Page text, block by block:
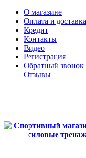
О магазине
Оплата и доставка
Кредит
Контакты
Видео
Регистрация
Обратный звонок
Отзывы